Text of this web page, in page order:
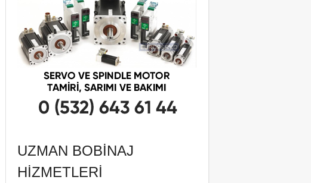
UZMAN BOBINAJ
HIZMETLERI